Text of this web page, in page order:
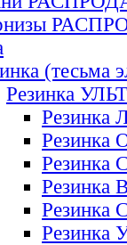
(тесьма
Резинка
Резинка
Резинка
Резинка